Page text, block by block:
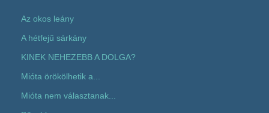
Az okos leány
A hétfejű sárkány
KINEK NEHEZEBB A DOLGA?
Mióta örökölhetik a...
Mióta nem választanak...